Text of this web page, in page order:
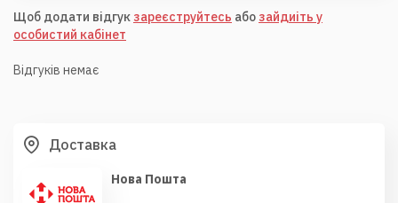
Відгуків немає
Щоб додати відгук зареєструйтесь або зайдиіть у
особистий кабінет
Доставка
Нова Пошта